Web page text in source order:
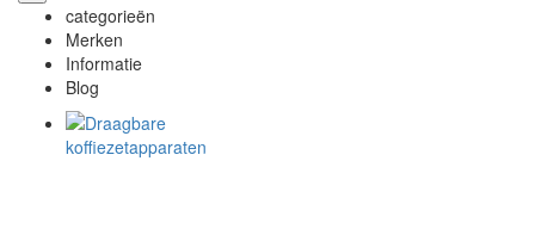
categorieën
Merken
Informatie
Blog